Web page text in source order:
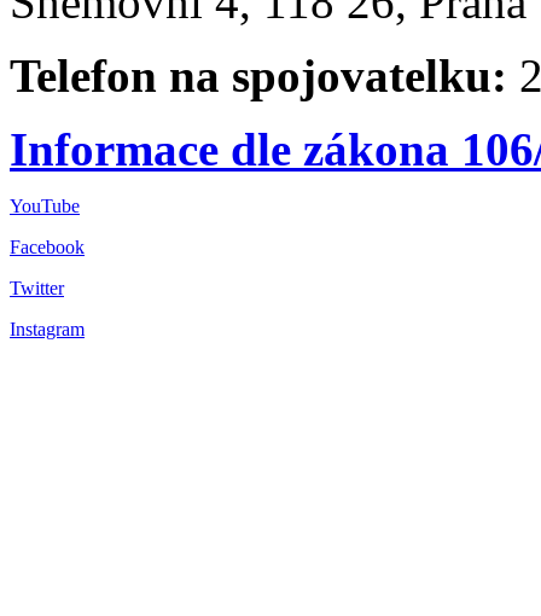
Telefon na spojovatelku:
Informace dle zákona
YouTube
Facebook
Twitter
Instagram